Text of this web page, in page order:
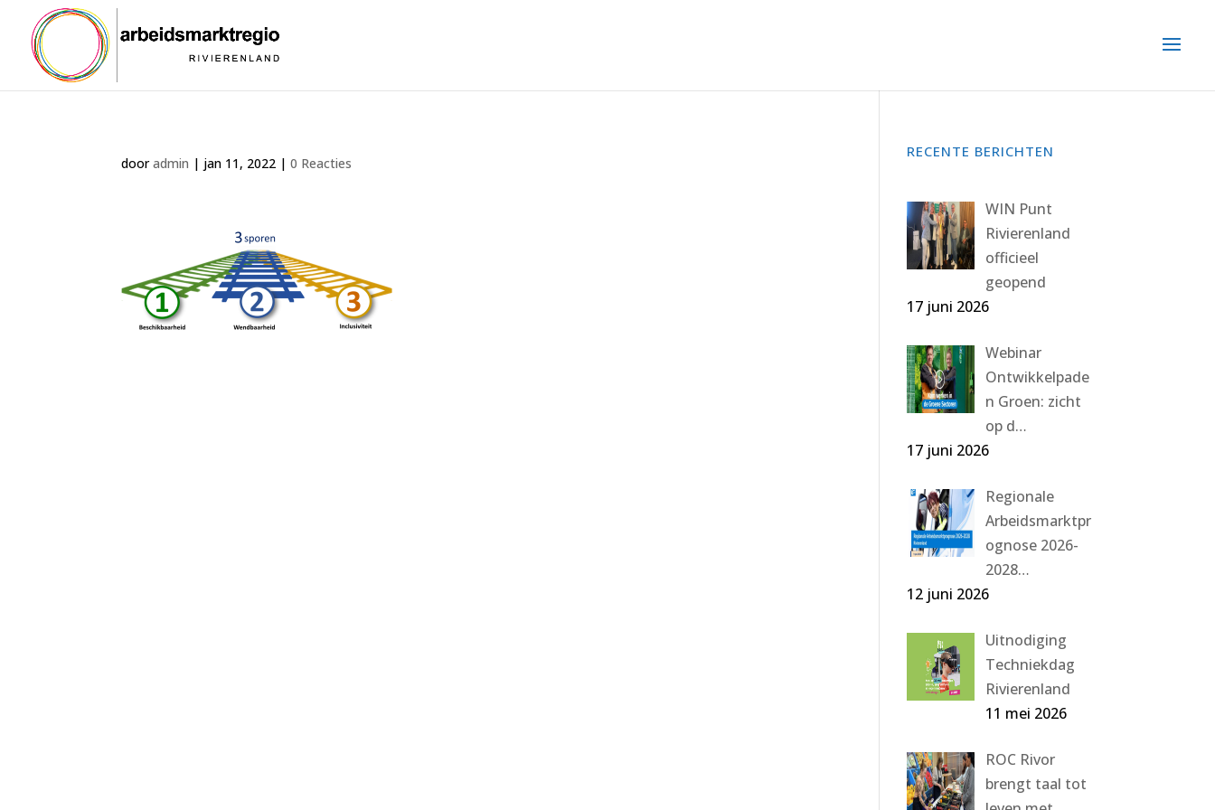
dooradmin | jan 11, 2022 |0 Reacties
RECENTE BERICHTEN
WIN Punt
Rivierenland
officieel
geopend
17 juni 2026
Webinar
Ontwikkelpade
n Groen: zicht
op d…
17 juni 2026
Regionale
Arbeidsmarktpr
ognose 2026-
2028…
12 juni 2026
Uitnodiging
Techniekdag
Rivierenland
11 mei 2026
ROC Rivor
brengt taal tot